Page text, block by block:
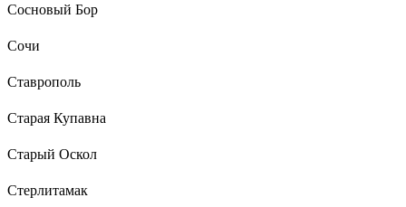
Сосновый Бор
Сочи
Ставрополь
Старая Купавна
Старый Оскол
Стерлитамак